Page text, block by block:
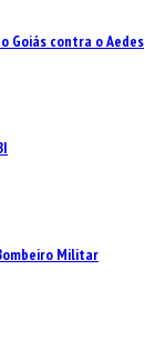
Goiás contra o Aedes
Militar